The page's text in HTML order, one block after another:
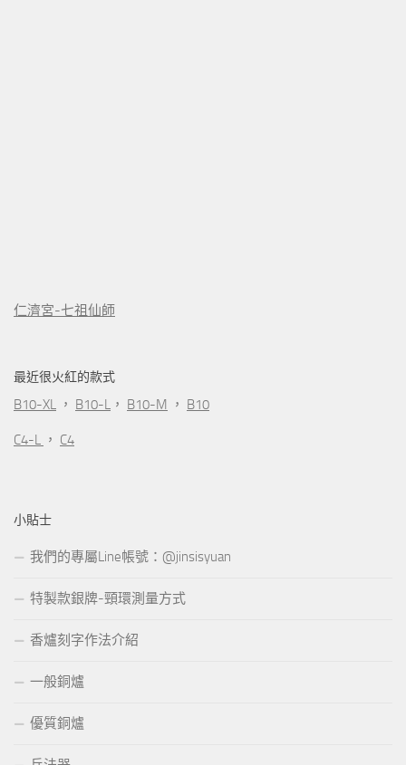
仁濟宮-七祖仙師
最近很火紅的款式
B10-XL ， B10-L ， B10-M ， B10
C4-L ， C4
小貼士
我們的專屬Line帳號：@jinsisyuan
特製款銀牌-頸環測量方式
香爐刻字作法介紹
一般銅爐
優質銅爐